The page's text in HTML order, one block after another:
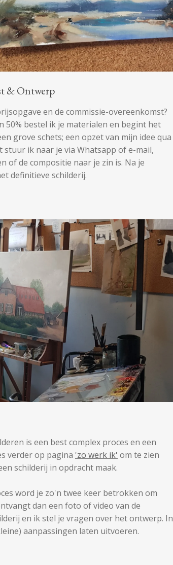
& Ontwerp
en de commissie-overeenkomst?
50% bestel ik je materialen en begint het
grove schets; een opzet van mijn idee qua
ik naar je via Whatsapp of e-mail,
of de compositie naar je zin is. Na je
definitieve schilderij.
is een best complex proces en een
verder op pagina 'zo werk ik' om te zien
schilderij in opdracht maak.
word je zo'n twee keer betrokken om
dan een foto of video van de
en ik stel je vragen over het ontwerp. In
aanpassingen laten uitvoeren.